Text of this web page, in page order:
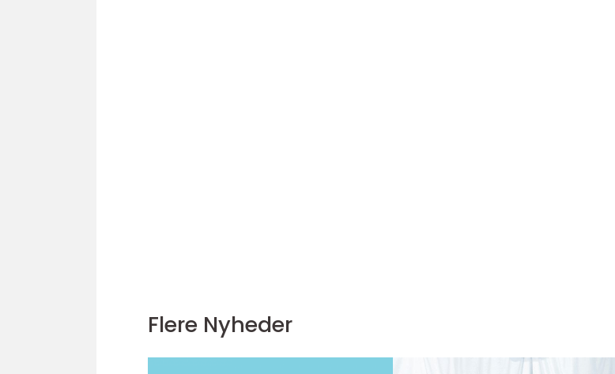
Flere Nyheder